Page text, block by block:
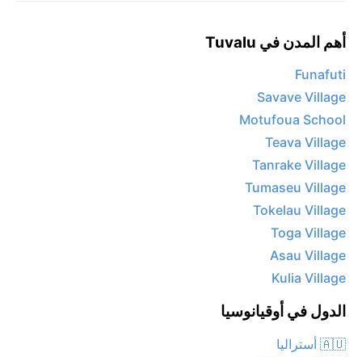
أهم المدن في Tuvalu
Funafuti
Savave Village
Motufoua School
Teava Village
Tanrake Village
Tumaseu Village
Tokelau Village
Toga Village
Asau Village
Kulia Village
الدول في أوقيانوسيا
🇦🇺 أستراليا